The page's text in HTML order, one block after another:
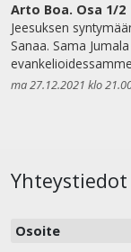
Arto Boa. Osa 1/2
Jeesuksen
Sanaa. Sama
ma 27.12.2021 klo
Yhteystiedot
Osoite